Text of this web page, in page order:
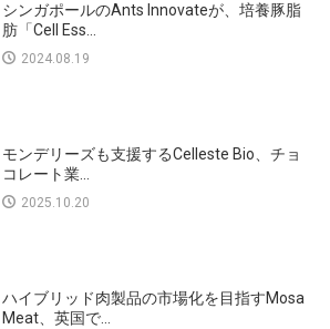
シンガポールのAnts Innovateが、培養豚脂
肪「Cell Ess...
2024.08.19
モンデリーズも支援するCelleste Bio、チョ
コレート業...
2025.10.20
ハイブリッド肉製品の市場化を目指すMosa
Meat、英国で...